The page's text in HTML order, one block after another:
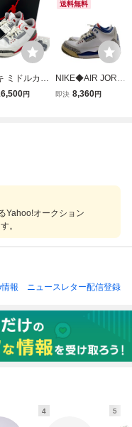
ミドルカッ
ーカー AIR
円
送料無料
NIKE◆AIR JORD
AN 3 RETRO OG/
即決 8,360円
Yahoo!オークション
。
報
ニュースレター配信登録
4 5